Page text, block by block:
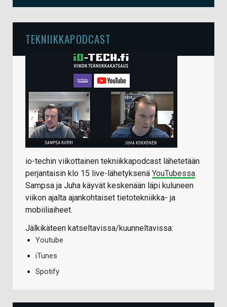
TEKNIIKKAPODCAST
io-techin viikottainen tekniikkapodcast lähetetään
perjantaisin klo 15 live-lähetyksenä YouTubessa.
Sampsa ja Juha käyvät keskenään läpi kuluneen
viikon ajalta ajankohtaiset tietotekniikka- ja
mobiiliaiheet.
Jälkikäteen katseltavissa/kuunneltavissa:
Youtube
iTunes
Spotify